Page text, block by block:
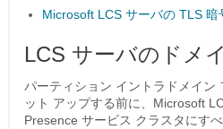
Microsoft LCS サーバの TLS 暗
LCS サーバのドメ
パーティション イントラドメイン
ット アップする前に、Microsoft
Presence サービス クラスタにす